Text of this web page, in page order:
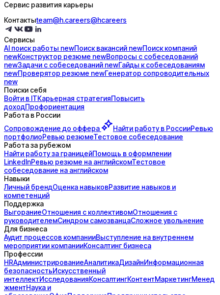
Сервис развития карьеры
Контактыteam@h.careers@hcareers
Сервисы
AI поискработы newПоисквакансий newПоисккомпаний
newКонструктор резюме newВопросы с собеседований
newЗадачи с собеседований newГайды ксобеседованиям
newПроверятор резюме newГенератор сопроводительных
new
Поиски себя
Войти в ITКарьерная стратегияПовысить
доходПрофориентация
Работа в России
Сопровождение до оффера Найти работу в РоссииРевью
портфолиоРевью резюмеТестовое собеседование
Работа за рубежом
Найти работу за границейПомощь в оформлении
LinkedInРевью резюме на английскомТестовое
собеседование на английском
Навыки
Личный брендОценка навыковРазвитие навыков и
компетенций
Поддержка
ВыгораниеОтношения с коллективомОтношения с
руководителемСиндром самозванцаСложное увольнение
Для бизнеса
Аудит процессов компанииВыступление на внутреннем
мероприятии компанииКонсалтинг бизнеса
Профессии
HRАдминистрированиеАналитикаДизайнИнформационная
безопасностьИскусственный
интеллектИсследованияКонсалтингКонтентМаркетингМенед
жментНаука и